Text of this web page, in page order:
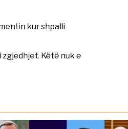
kur shpalli
zgjedhjet. Këtë nuk e